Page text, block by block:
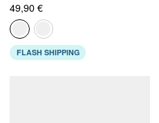
49,90 €
FLASH SHIPPING